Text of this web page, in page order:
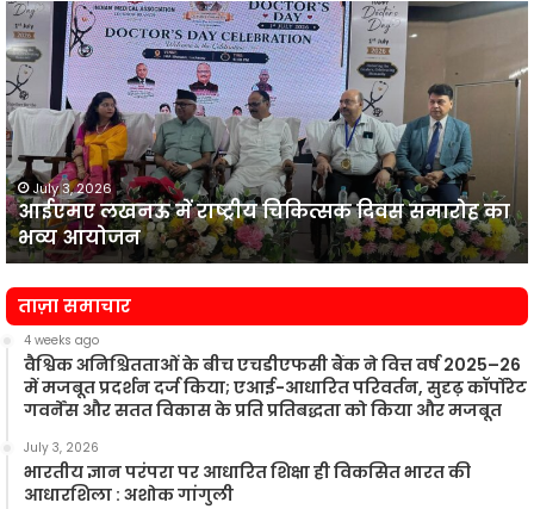
आईएमए
लखनऊ
में
राष्ट्रीय
चिकित्सक
दिवस
समारोह
का
भव्य
आयोजन
July 3, 2026
आईएमए लखनऊ में राष्ट्रीय चिकित्सक दिवस समारोह का
भव्य आयोजन
ताज़ा समाचार
4 weeks ago
वैश्विक अनिश्चितताओं के बीच एचडीएफसी बैंक ने वित्त वर्ष 2025–26
में मजबूत प्रदर्शन दर्ज किया; एआई-आधारित परिवर्तन, सुदृढ़ कॉर्पोरेट
गवर्नेंस और सतत विकास के प्रति प्रतिबद्धता को किया और मजबूत
July 3, 2026
भारतीय ज्ञान परंपरा पर आधारित शिक्षा ही विकसित भारत की
आधारशिला : अशोक गांगुली